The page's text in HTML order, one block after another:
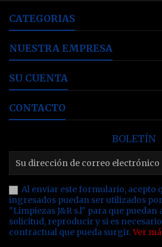
CATEGORIAS
NUESTRA EMPRESA
SU CUENTA
CONTACTO
BOLETÍN
Al enviar este formulario, acepto
ingresados puedan ser utilizados
"Limpiezas J&R s.l" para que puedan
solicitud, reproducir y si es
contractual que pueda surgir.Ver